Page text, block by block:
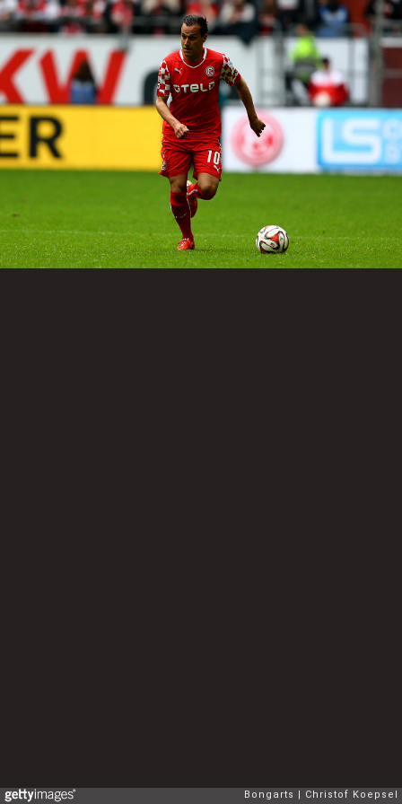
Bongarts Christof Koepsel